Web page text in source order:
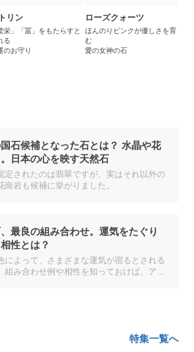
リン
栄」「冨」をもたらすと
る
のお守り
ローズクォーツ
ほんのりピンクが優しさを育
む
愛の女神の石
国石候補となった石とは？ 水晶や花
日本の心を映す天然石
定されたのは翡翠ですが、実はそれ以外の
崗岩も候補に挙がりました。
最良の組み合わせ。運気をたぐり
性とは？
によって、さまざまな運気が宿るとされる
組み合わせ例や相性を知っておけば、アク
特集一覧へ